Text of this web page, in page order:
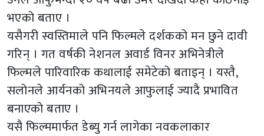
भएको बताए ।
यसैगरी स्वस्तिमाले पनि फिल्मले दर्शकको मन छुने दावी
गरिन् । गत वर्षकी नेशनल अवार्ड विनर अभिनेत्रीले
फिल्मले पारिवारिक कथालाई समेटेको बताइन् । यस्तै,
सलोनले आर्यनको अभिनयले आफुलाई ज्यादै प्रभावित
बनाएको बताए ।
यसै फिल्ममार्फत डेब्यु गर्न लागेका नवकलाकार